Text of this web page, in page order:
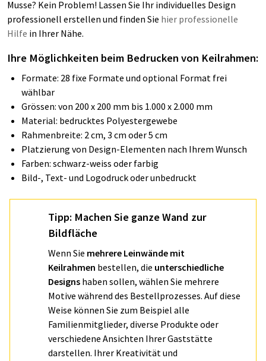
Musse? Kein Problem! Lassen Sie Ihr individuelles Design
professionell erstellen und finden Sie hier professionelle
Hilfe in Ihrer Nähe.
Ihre Möglichkeiten beim Bedrucken von Keilrahmen:
Formate: 28 fixe Formate und optional Format frei
wählbar
Grössen: von 200 x 200 mm bis 1.000 x 2.000 mm
Material: bedrucktes Polyestergewebe
Rahmenbreite: 2 cm, 3 cm oder 5 cm
Platzierung von Design-Elementen nach Ihrem Wunsch
Farben: schwarz-weiss oder farbig
Bild-, Text- und Logodruck oder unbedruckt
Tipp: Machen Sie ganze Wand zur
Bildfläche
Wenn Sie mehrere Leinwände mit
Keilrahmen bestellen, die unterschiedliche
Designs haben sollen, wählen Sie mehrere
Motive während des Bestellprozesses. Auf diese
Weise können Sie zum Beispiel alle
Familienmitglieder, diverse Produkte oder
verschiedene Ansichten Ihrer Gaststätte
darstellen. Ihrer Kreativität und